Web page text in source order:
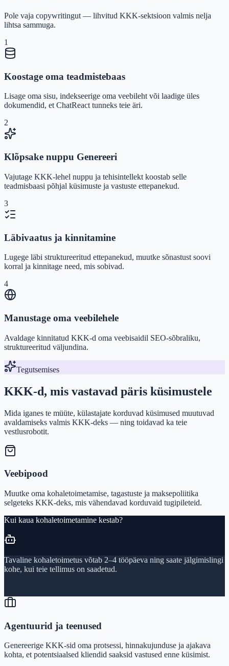
Pole vaja copywritingut — lihvitud KKK-sektsioon valmis nelja
lihtsa sammuga.
1
Koostage oma teadmistebaas
Lisage oma sisu, indekseerige oma veebileht või laadige üles
dokumendid, et ChatReact tunneks teie äri.
2
Klõpsake nuppu Genereeri
Vajutage KKK-lehel nuppu ja tehisintellekt koostab selle
teadmisbaasi põhjal küsimuste ja vastuste ettepanekud.
3
Läbivaatus ja kinnitamine
Lugege läbi struktureeritud ettepanekud, muutke sõnastust soovi
korral ja kinnitage need, mis sobivad.
4
Manustage oma veebilehele
Avaldage kinnitatud KKK-d oma veebisaidil SEO-sõbraliku,
struktureeritud väljundina.
Tegutsemises
KKK-d, mis vastavad päris küsimustele
Mida iganes te müüte, külastajate korduvad küsimused muutuvad
avaldamiseks valmis KKK-deks — ning toidavad ka teie
vestlusrobotit.
Veebipood
Muutke oma kohaletoimetamise, tagastuste ja maksepoliitika
selgeteks KKK-deks, mis vähendavad korduvaid tugipileteid.
Kui kaua kohaletoimetamine kestab?
Tavaline kohaletoimetus võtab 2–4 tööpäeva ning saate jälgimislingi
kohe, kui teie tellimus on saadetud.
Agentuurid ja teenused
Genereerige KKK-sid oma protsessi, hinnakujunduse ja ajakava
kohta, et potentsiaalsed kliendid saaksid vastused enne küsimist.